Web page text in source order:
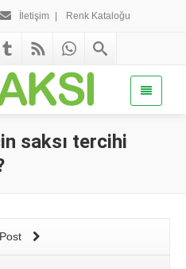
İletişim Renk Kataloğu
saksı tercihi